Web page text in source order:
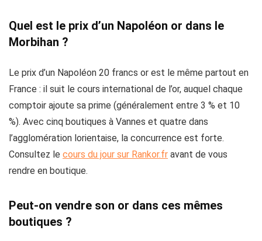
Quel est le prix d’un Napoléon or dans le
Morbihan ?
Le prix d’un Napoléon 20 francs or est le même partout en
France : il suit le cours international de l’or, auquel chaque
comptoir ajoute sa prime (généralement entre 3 % et 10
%). Avec cinq boutiques à Vannes et quatre dans
l’agglomération lorientaise, la concurrence est forte.
Consultez le cours du jour sur Rankor.fr avant de vous
rendre en boutique.
Peut-on vendre son or dans ces mêmes
boutiques ?